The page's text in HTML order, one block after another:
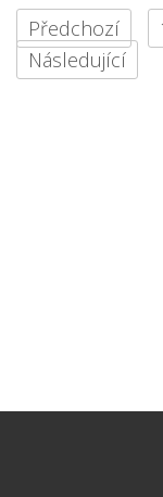
Předchozí
Následující